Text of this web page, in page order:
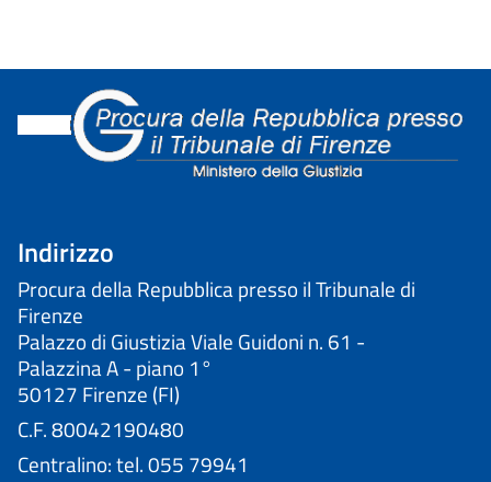
Indirizzo
Procura della Repubblica presso il Tribunale di
Firenze
Palazzo di Giustizia Viale Guidoni n. 61 -
Palazzina A - piano 1°
50127 Firenze (FI)
C.F. 80042190480
Centralino: tel. 055 79941